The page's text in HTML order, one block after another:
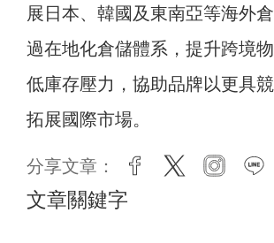
展日本、韓國及東南亞等海外
過在地化倉儲體系，提升跨境
低庫存壓力，協助品牌以更具
拓展國際市場。
分享文章： facebook
twitter
文章關鍵字